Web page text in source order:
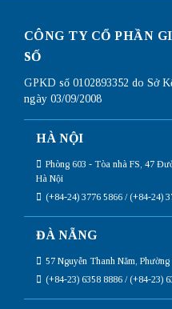
CÔNG TY CỔ PHẦN
SỐ
GPKD số 0102893352 do Sở
ngày 03/09/2008
HÀ NỘI
Phòng 603 - Tòa nhà FS, 47
Hà Nội
(+84-24) 3776 5866 / (+84-24)
ĐÀ NẴNG
57 Nguyễn Thanh Năm,
(+84-23) 6358 8886 / (+84-23)